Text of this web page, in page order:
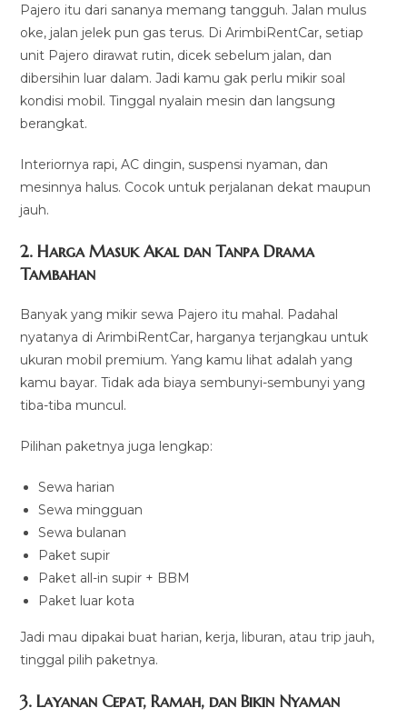
Pajero itu dari sananya memang tangguh. Jalan mulus
oke, jalan jelek pun gas terus. Di ArimbiRentCar, setiap
unit Pajero dirawat rutin, dicek sebelum jalan, dan
dibersihin luar dalam. Jadi kamu gak perlu mikir soal
kondisi mobil. Tinggal nyalain mesin dan langsung
berangkat.
Interiornya rapi, AC dingin, suspensi nyaman, dan
mesinnya halus. Cocok untuk perjalanan dekat maupun
jauh.
2. Harga Masuk Akal dan Tanpa Drama
Tambahan
Banyak yang mikir sewa Pajero itu mahal. Padahal
nyatanya di ArimbiRentCar, harganya terjangkau untuk
ukuran mobil premium. Yang kamu lihat adalah yang
kamu bayar. Tidak ada biaya sembunyi-sembunyi yang
tiba-tiba muncul.
Pilihan paketnya juga lengkap:
Sewa harian
Sewa mingguan
Sewa bulanan
Paket supir
Paket all-in supir + BBM
Paket luar kota
Jadi mau dipakai buat harian, kerja, liburan, atau trip jauh,
tinggal pilih paketnya.
3. Layanan Cepat, Ramah, dan Bikin Nyaman